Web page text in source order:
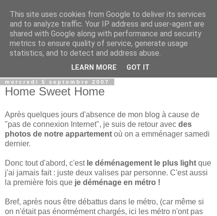
Les crayons d'Angie
Petit blog sans prétention d'une Bourguigno-Péruvienne
expatriée au Canada !
mercredi 5 septembre 2007
Home Sweet Home
Après quelques jours d'absence de mon blog à cause de
"pas de connexion Internet", je suis de retour avec des
photos de notre appartement où on a emménager samedi
dernier.
Donc tout d'abord, c'est le déménagement le plus light que
j'ai jamais fait : juste deux valises par personne. C'est aussi
la première fois que je déménage en métro !
Bref, après nous être débattus dans le métro, (car même si
on n'était pas énormément chargés, ici les métro n'ont pas
This site uses cookies from Google to deliver its services
and to analyze traffic. Your IP address and user-agent are
shared with Google along with performance and security
metrics to ensure quality of service, generate usage
statistics, and to detect and address abuse.
LEARN MORE GOT IT